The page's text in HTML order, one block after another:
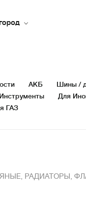
АКБ
Шины /
Инструменты
Для
ГАЗ
РАДИАТОРЫ,